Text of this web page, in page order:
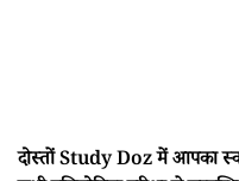
दोस्तों Study Doz में आपका